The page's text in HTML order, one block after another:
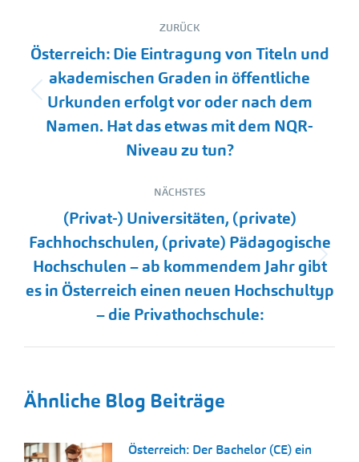
Kommentarnavigation
ZURÜCK
Vorheriger
Beitrag:
Österreich: Die Eintragung von Titeln und
akademischen Graden in öffentliche
Urkunden erfolgt vor oder nach dem
Namen. Hat das etwas mit dem NQR-
Niveau zu tun?
NÄCHSTES
Nächster
Beitrag:
(Privat-) Universitäten, (private)
Fachhochschulen, (private) Pädagogische
Hochschulen – ab kommendem Jahr gibt
es in Österreich einen neuen Hochschultyp
– die Privathochschule:
Ähnliche Blog Beiträge
Österreich: Der Bachelor (CE) ein